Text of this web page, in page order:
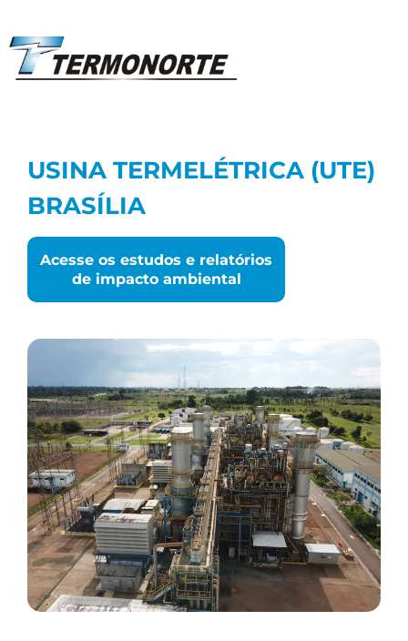
USINA TERMELÉTRICA (UTE)
BRASÍLIA
Acesse os estudos e relatórios
de impacto ambiental